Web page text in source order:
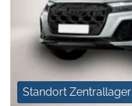
Standort Zentrallager